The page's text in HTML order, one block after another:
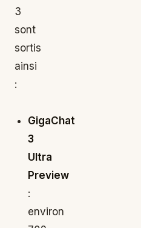
3
sont
sortis
ainsi
:
GigaChat
3
Ultra
Preview
:
environ